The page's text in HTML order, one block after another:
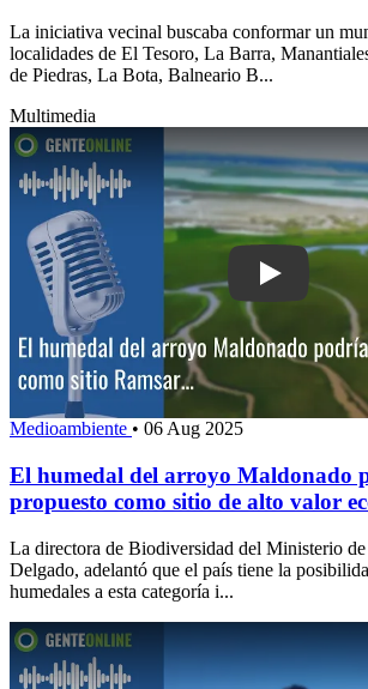
La iniciativa vecinal buscaba conformar un
localidades de El Tesoro, La Barra,
de Piedras, La Bota, Balneario B...
Multimedia
Play: El
Medioambiente • 06 Aug 2025
El humedal del arroyo Maldonado
propuesto como sitio de alto valor
La directora de Biodiversidad del Ministerio
Delgado, adelantó que el país tiene la
humedales a esta categoría i...